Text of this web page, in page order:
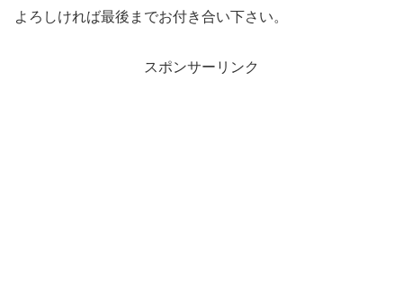
よろしければ最後までお付き合い下さい。
スポンサーリンク